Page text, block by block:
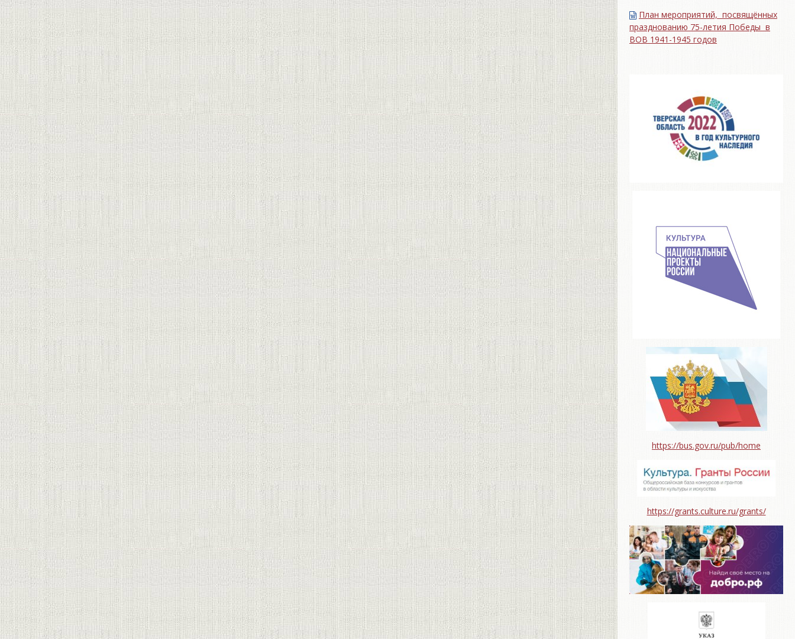
План мероприятий, посвящённых
празднованию 75-летия Победы в
ВОВ 1941-1945 годов
https://bus.gov.ru/pub/home
https://grants.culture.ru/grants/